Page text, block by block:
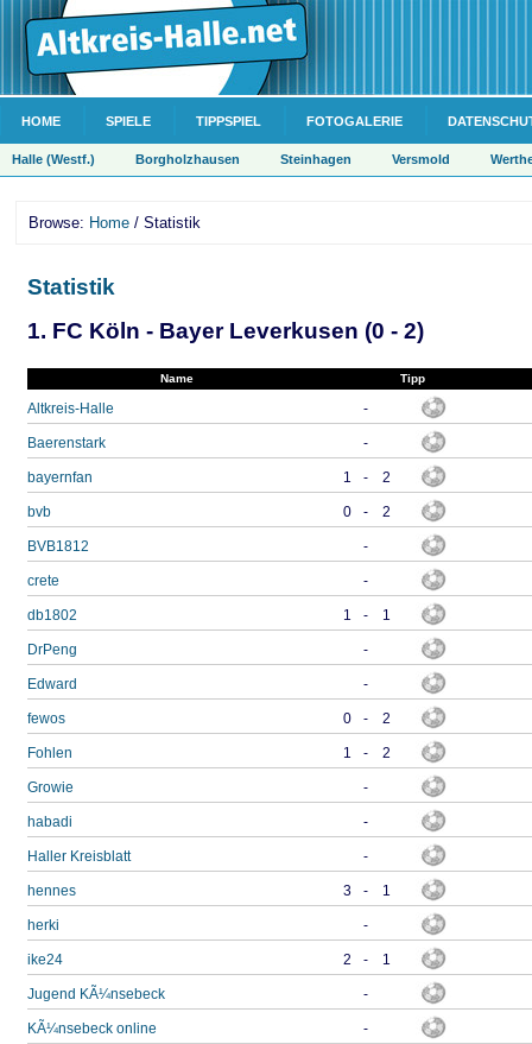
HOME SPIELE TIPPSPIEL FOTOGALERIE
Halle (Westf.) Borgholzhausen Steinhagen Versmold
Browse: Home / Statistik
Statistik
1. FC Köln - Bayer Leverkusen (0 - 2)
Name Tipp
Altkreis-Halle -
Baerenstark -
bayernfan 1 - 2
bvb 0 - 2
BVB1812 -
crete -
db1802 1 - 1
DrPeng -
Edward -
fewos 0 - 2
Fohlen 1 - 2
Growie -
habadi -
Haller Kreisblatt -
hennes 3 - 1
herki -
ike24 2 - 1
Jugend KÃ¼nsebeck -
KÃ¼nsebeck online -